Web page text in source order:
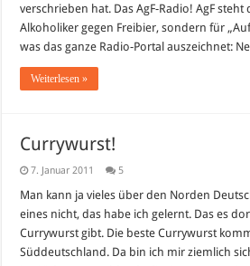
verschrieben hat. Das AgF-Radio! AgF
Alkoholiker gegen Freibier, sondern für
was das ganze Radio-Portal auszeichnet:
Weiterlesen »
Currywurst!
7. Januar 2011 5
Man kann ja vieles über den Norden
eines nicht, das habe ich gelernt. Das es
Currywurst gibt. Die beste Currywurst
Süddeutschland. Da bin ich mir ziemlich